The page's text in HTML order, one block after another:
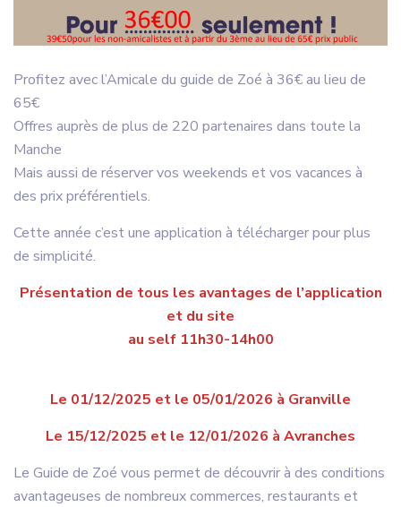
Profitez avec l’Amicale du guide de Zoé à 36€ au lieu de
65€
Offres auprès de plus de 220 partenaires dans toute la
Manche
Mais aussi de réserver vos weekends et vos vacances à
des prix préférentiels.
Cette année c’est une application à télécharger pour plus
de simplicité.
Présentation de tous les avantages de l’application
et du site
au self 11h30-14h00
Le 01/12/2025 et le 05/01/2026 à Granville
Le 15/12/2025 et le 12/01/2026 à Avranches
Le Guide de Zoé vous permet de découvrir à des conditions
avantageuses de nombreux commerces, restaurants et